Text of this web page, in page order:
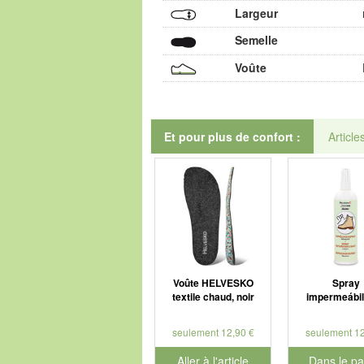
Largeur
Semelle
Voûte
Et pour plus de confort :
Voûte HELVESKO
textile chaud, noir
seulement 12,90 €
Aller à l'article
Spray
seulement
Dans le